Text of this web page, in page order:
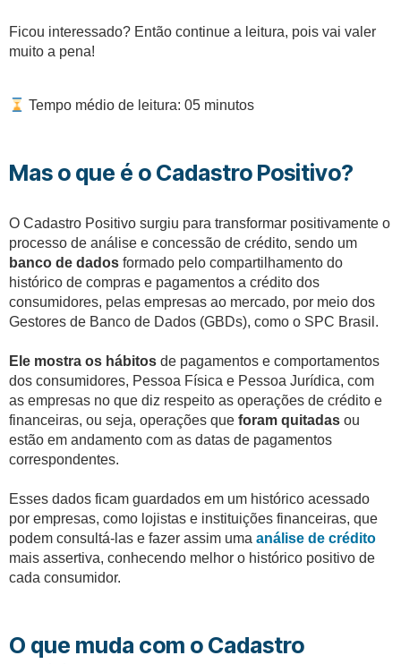
Ficou interessado? Então continue a leitura, pois vai valer
muito a pena!
Tempo médio de leitura: 05 minutos
Mas o que é o Cadastro Positivo?
O Cadastro Positivo surgiu para transformar positivamente o
processo de análise e concessão de crédito, sendo um
banco de dados formado pelo compartilhamento do
histórico de compras e pagamentos a crédito dos
consumidores, pelas empresas ao mercado, por meio dos
Gestores de Banco de Dados (GBDs), como o SPC Brasil.
Ele mostra os hábitos de pagamentos e comportamentos
dos consumidores, Pessoa Física e Pessoa Jurídica, com
as empresas no que diz respeito as operações de crédito e
financeiras, ou seja, operações que foram quitadas ou
estão em andamento com as datas de pagamentos
correspondentes.
Esses dados ficam guardados em um histórico acessado
por empresas, como lojistas e instituições financeiras, que
podem consultá-las e fazer assim uma análise de crédito
mais assertiva, conhecendo melhor o histórico positivo de
cada consumidor.
O que muda com o Cadastro